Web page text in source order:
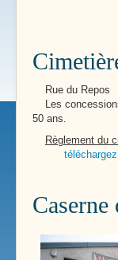
Rue du Repos
Les
50 ans.
Règlement du
Caserne